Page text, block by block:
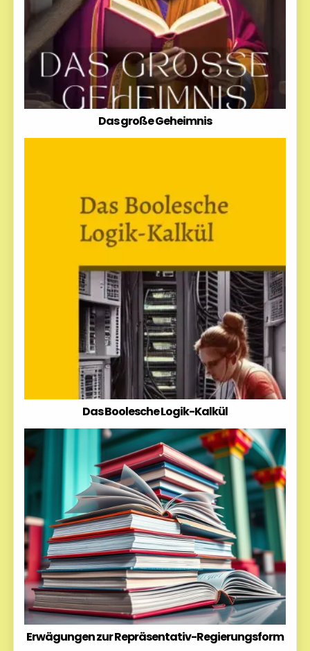
Das große Geheimnis
Das Boolesche Logik-Kalkül
Erwägungen zur Repräsentativ-Regierungsform